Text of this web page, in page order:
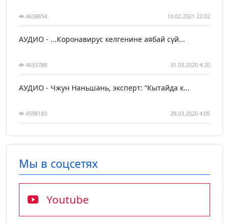
4638854 10.02.2021 23:02
АУДИО - ...Коронавирус келгенине аябай сүй...
4693788 31.03.2020 4:20
АУДИО - Чжун Наньшань, эксперт: “Кытайда к...
4598183 28.03.2020 4:05
Мы в соцсетях
Youtube